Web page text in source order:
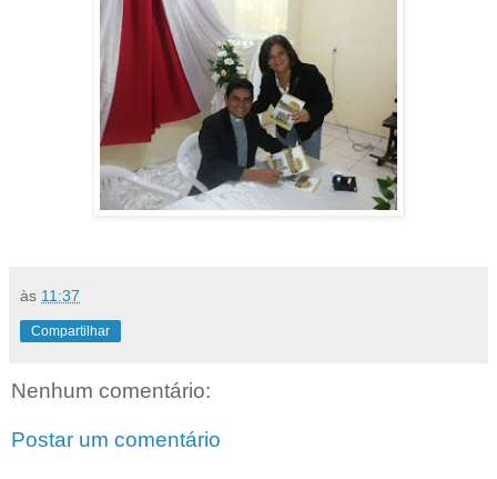
às 11:37
Compartilhar
Nenhum comentário:
Postar um comentário